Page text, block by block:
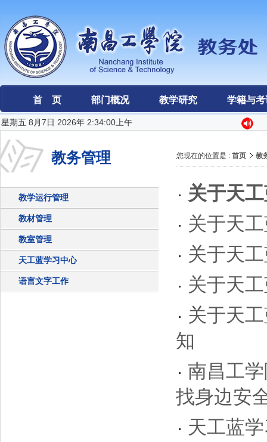
首 页 部门概况 教学研究 学籍与考
星期五 8月7日 2026年 2:34:00上午
教务管理
教学运行管理
教材管理
教室管理
天工蓝学习中心
语言文字工作
您现在的位置是 : 首页 教
关于天
关于天
关于天
关于天
关于天
知
南昌工
找身边安
天工蓝